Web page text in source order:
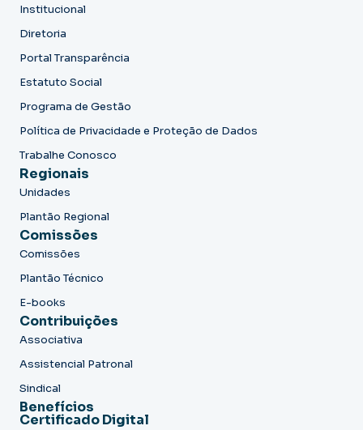
Institucional
Diretoria
Portal Transparência
Estatuto Social
Programa de Gestão
Política de Privacidade e Proteção de Dados
Trabalhe Conosco
Regionais
Unidades
Plantão Regional
Comissões
Comissões
Plantão Técnico
E-books
Contribuições
Associativa
Assistencial Patronal
Sindical
Benefícios
Certificado Digital